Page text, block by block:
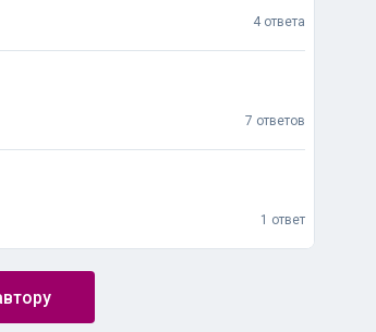
4 ответа
7 ответов
1 ответ